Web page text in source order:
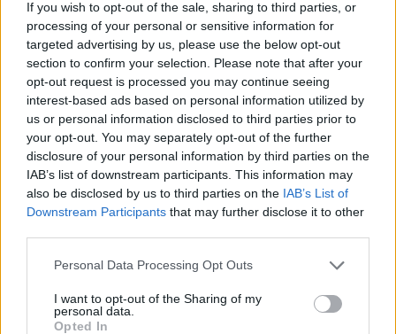
If you wish to opt-out of the sale, sharing to third parties, or
processing of your personal or sensitive information for
targeted advertising by us, please use the below opt-out
section to confirm your selection. Please note that after your
opt-out request is processed you may continue seeing
interest-based ads based on personal information utilized by
us or personal information disclosed to third parties prior to
your opt-out. You may separately opt-out of the further
disclosure of your personal information by third parties on the
IAB’s list of downstream participants. This information may
also be disclosed by us to third parties on the IAB’s List of
Downstream Participants that may further disclose it to other
Personal Data Processing Opt Outs
I want to opt-out of the Sharing of my
personal data.
Opted In
ΕΡΓΑΣΙΑ
Πώς αμείβεται η εργασία τον
Δεκαπενταύγουστο
Τι ισχύει για μισθούς και
ημερομίσθια, την προσαύξηση 75%
και την απασχόληση κατά την έκτη
ημέρα, σύμφωνα με την ενημέρωση
της ΓΣΕΕ
ΑΓΟΡΑ
Η ΑΝΤΑΡΣΥΑ Λέσβου κατά της
Λευκής Νύχτας στη Μυτιλήνη
εμποροϋπαλλήλων και ζητά
χρόνου εργασίας